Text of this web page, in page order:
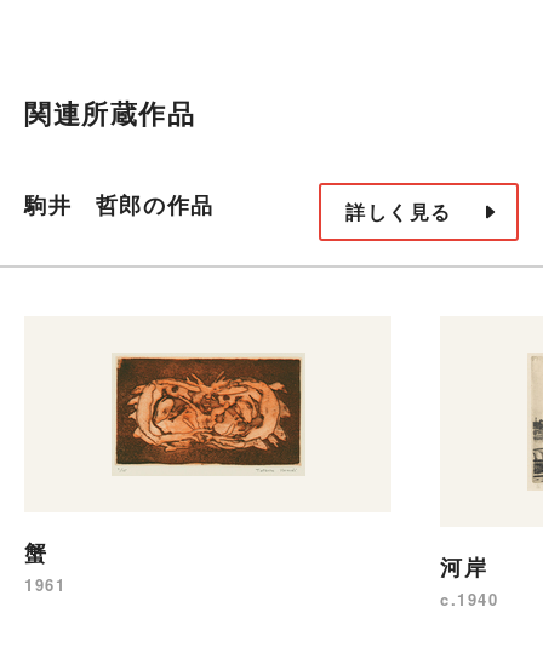
関連所蔵作品
駒井 哲郎の作品 詳しく見る
蟹
1961
河岸
c.1940